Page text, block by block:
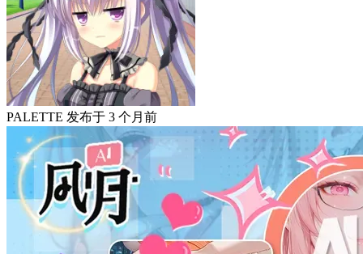
PALETTE 发布于 3 个月前